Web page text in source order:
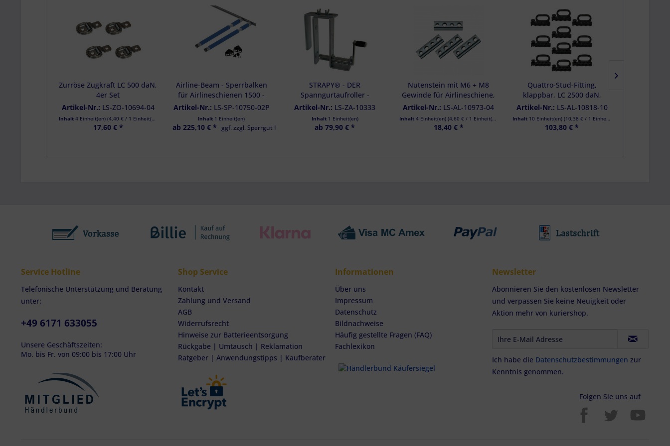
Zurröse Zugkraft LC 500 daN,
4er Set
Artikel-Nr.: LS-ZO-10694-04
Inhalt 4 Einheit(en) (4,40 € / 1 Einheit(en))
17,60 € *
Airline-Beam - Sperrbalken
für Airlineschienen 1500 -
2200 mm - 2er Set inkl.
Parkhalterung
Artikel-Nr.: LS-SP-10750-02P
Inhalt 1 Einheit(en)
ab 225,10 € * ggf. zzgl. Sperrgut I pro Bestellung
STRAPY® - DER
Spanngurtaufroller -
Komplett - mit allen Haltern
inkl. NeoDym-Magenten
Artikel-Nr.: LS-ZA-10333
Inhalt 1 Einheit(en)
ab 79,90 € *
Nutenstein mit M6 + M8
Gewinde für Airlineschiene,
Stahl verzinkt, 4er Set
Artikel-Nr.: LS-AL-10973-04
Inhalt 4 Einheit(en) (4,60 € / 1 Einheit(en))
18,40 € *
Quattro-Stud-Fitting,
klappbar, LC 2500 daN,
schwarz, 10 Stück
Artikel-Nr.: LS-AL-10818-10
Inhalt 10 Einheit(en)(10,38 € / 1 Einheit(en))
103,80 € *
Service Hotline
Telefonische Unterstützung und Beratung
unter:
+49 6171 633055
Unsere Geschäftszeiten:
Mo. bis Fr. von 09:00 bis 17:00 Uhr
Shop Service
Kontakt
Zahlung und Versand
AGB
Widerrufsrecht
Hinweise zur Batterieentsorgung
Rückgabe | Umtausch | Reklamation
Ratgeber | Anwendungstipps | Kaufberater
Informationen
Über uns
Impressum
Datenschutz
Bildnachweise
Häufig gestellte Fragen (FAQ)
Fachlexikon
Newsletter
Abonnieren Sie den kostenlosen Newsletter
und verpassen Sie keine Neuigkeit oder
Aktion mehr von kuriershop.
Ich habe die Datenschutzbestimmungen zur
Kenntnis genommen.
Folgen Sie uns auf